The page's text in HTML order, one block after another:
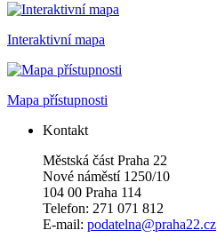
Interaktivní mapa
Mapa přístupnosti
Kontakt
Městská část Praha 22
Nové náměstí 1250/10
104 00 Praha 114
Telefon: 271 071 812
E-mail: podatelna@praha22.cz